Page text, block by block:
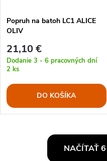
Popruh na batoh LC1 ALICE
OLIV
21,10 €
Dodanie 3 - 6 pracovných dní
2 ks
DO KOŠÍKA
NAČÍTAŤ